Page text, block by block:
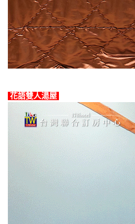
花語雙人湯屋